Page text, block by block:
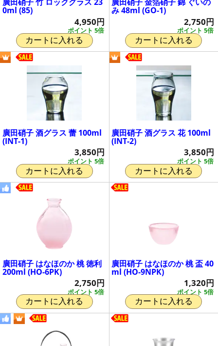
0ml (85)
ポイント 5倍
4,950円
カートに入れる
み 48ml (GO-1)
ポイント 5倍
2,750円
カートに入れる
廣田硝子 酒グラス 蕾 100ml
(INT-1)
ポイント 5倍
3,850円
カートに入れる
廣田硝子 酒グラス 花 100ml
(INT-2)
ポイント 5倍
3,850円
カートに入れる
廣田硝子 はなほのか 桃 徳利
200ml (HO-6PK)
ポイント 5倍
2,750円
カートに入れる
廣田硝子 はなほのか 桃 盃 40
ml (HO-9NPK)
ポイント 5倍
1,320円
カートに入れる